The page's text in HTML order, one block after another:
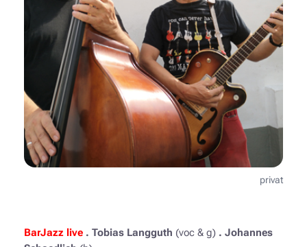
privat
BarJazz live . Tobias Langguth (voc & g). Johannes